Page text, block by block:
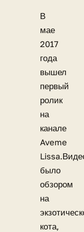
В
мае
2017
года
вышел
первый
ролик
на
канале
Aveme
было
обзором
на
кота,